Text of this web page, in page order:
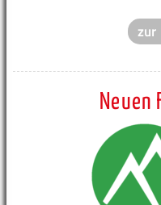
zur
Neuen